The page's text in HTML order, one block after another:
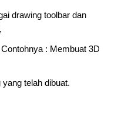
drawing toolbar dan
: Membuat 3D
telah dibuat.